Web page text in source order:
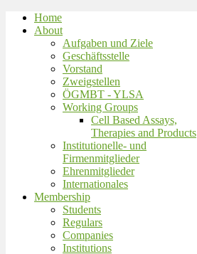
Home
About
Aufgaben und Ziele
Geschäftsstelle
Vorstand
Zweigstellen
ÖGMBT - YLSA
Working Groups
Cell Based Assays,
Therapies and Products
Institutionelle- und
Firmenmitglieder
Ehrenmitglieder
Internationales
Membership
Students
Regulars
Companies
Institutions